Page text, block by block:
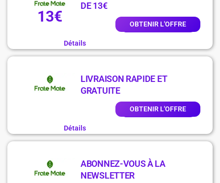
13€
DE 13€
OBTENIR L'OFFRE
Détails
LIVRAISON RAPIDE ET
GRATUITE
OBTENIR L'OFFRE
Détails
ABONNEZ-VOUS À LA
NEWSLETTER